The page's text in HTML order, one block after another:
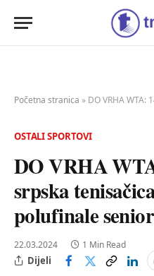
Početna stranica » DO VRHA WTA: 14-
OSTALI SPORTOVI
DO VRHA
srpska
polufinale
22.03.2024 1 Min Read
Dijeli